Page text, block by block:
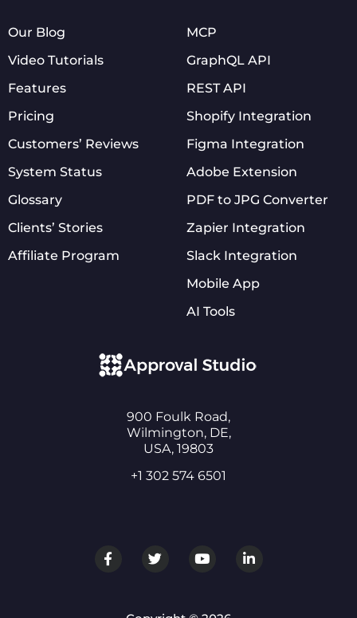
Our Blog
Video Tutorials
Features
Pricing
Customers’ Reviews
System Status
Glossary
Clients’ Stories
Affiliate Program
MCP
GraphQL API
REST API
Shopify Integration
Figma Integration
Adobe Extension
PDF to JPG Converter
Zapier Integration
Slack Integration
Mobile App
AI Tools
900 Foulk Road,
Wilmington, DE,
USA, 19803
+1 302 574 6501